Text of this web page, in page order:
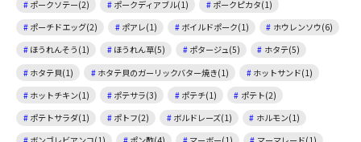
ポークソテー(2)
ポークディアブル(1)
ポークピカタ(1)
ポーチドエッグ(2)
ポアレ(1) ボイルドポーク(1)
ホウレンソウ(6)
ほうれんそう(1)
ほうれん草(5) ポタージュ(5)
ホタテ(5)
ホタテ貝(1)
ホタテ貝のガーリックバター焼き(1)
ホットサンド(1)
ホットチキン(1)
ポテサラ(3) ポテチ(1)
ポテト(2)
ポテトサラダ(1)
ポトフ(2) ボルドレーズ(1)
ホルモン(1)